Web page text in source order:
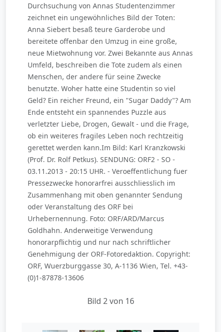
Durchsuchung von Annas Studentenzimmer
zeichnet ein ungewöhnliches Bild der Toten:
Anna Siebert besaß teure Garderobe und
bereitete offenbar den Umzug in eine große,
neue Mietwohnung vor. Zwei Bekannte aus Annas
Umfeld, beschreiben die Tote zudem als einen
Menschen, der andere für seine Zwecke
benutzte. Woher hatte eine Studentin so viel
Geld? Ein reicher Freund, ein "Sugar Daddy"? Am
Ende entsteht ein spannendes Puzzle aus
verletzter Liebe, Drogen, Gewalt - und die Frage,
ob ein weiteres fragiles Leben noch rechtzeitig
gerettet werden kann.Im Bild: Karl Kranzkowski
(Prof. Dr. Rolf Petkus). SENDUNG: ORF2 - SO -
03.11.2013 - 20:15 UHR. - Veroeffentlichung fuer
Pressezwecke honorarfrei ausschliesslich im
Zusammenhang mit oben genannter Sendung
oder Veranstaltung des ORF bei
Urhebernennung. Foto: ORF/ARD/Marcus
Goldhahn. Anderweitige Verwendung
honorarpflichtig und nur nach schriftlicher
Genehmigung der ORF-Fotoredaktion. Copyright:
ORF, Wuerzburggasse 30, A-1136 Wien, Tel. +43-
(0)1-87878-13606
Bild 2 von 16